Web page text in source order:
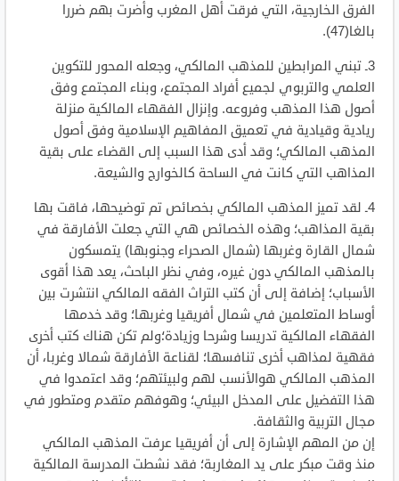
الفرق الخارجية، التي فرقت أهل المغرب وأضرت بهم ضررا
بالغا(47).
3ـ تبني المرابطين للمذهب المالكي، وجعله المحور للتكوين
العلمي والتربوي لجميع أفراد المجتمع، وبناء المجتمع وفق
أصول هذا المذهب وفروعه. وإنزال الفقهاء المالكية منزلة
ريادية وقيادية في تعميق المفاهيم الإسلامية وفق أصول
المذهب المالكي؛ وقد أدى هذا السبب إلى القضاء على بقية
المذاهب التي كانت في الساحة كالخوارج والشيعة.
4ـ لقد تميز المذهب المالكي بخصائص تم توضيحها، فاقت بها
بقية المذاهب؛ وهذه الخصائص هي التي جعلت الأفارقة في
شمال القارة وغربها (شمال الصحراء وجنوبها) يتمسكون
بالمذهب المالكي دون غيره، وفي نظر الباحث، يعد هذا أقوى
الأسباب؛ إضافة إلى أن كتب التراث الفقه المالكي انتشرت بين
أوساط المتعلمين في شمال أفريقيا وغربها؛ وقد خدمها
الفقهاء المالكية تدريسا وشرحا وزيادة؛ولم تكن هناك كتب أخرى
فقهية لمذاهب أخرى تنافسها؛ لقناعة الأفارقة شمالا وغربا، أن
المذهب المالكي هوالأنسب لهم ولبيئتهم؛ وقد اعتمدوا في
هذا التفضيل على المدخل البيئي؛ وهوفهم متقدم ومتطور في
مجال التربية والثقافة.
إن من المهم الإشارة إلى أن أفريقيا عرفت المذهب المالكي
منذ وقت مبكر على يد المغاربة؛ فقد نشطت المدرسة المالكية